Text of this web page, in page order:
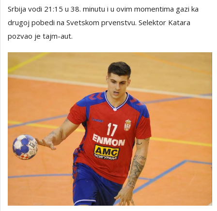
Srbija vodi 21:15 u 38. minutu i u ovim momentima gazi ka
drugoj pobedi na Svetskom prvenstvu. Selektor Katara
pozvao je tajm-aut.